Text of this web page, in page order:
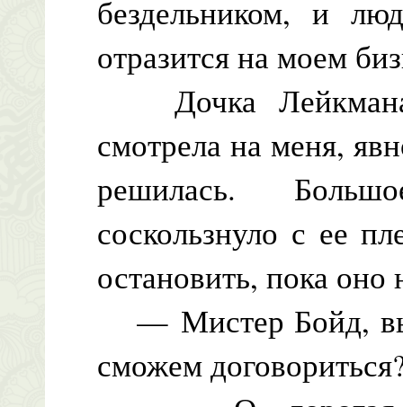
бездельником, и
отразится на моем
Дочка Лейкмана
смотрела на меня,
решилась.
соскользнуло с ее
остановить, пока оно
— Мистер Бойд, вы
сможем